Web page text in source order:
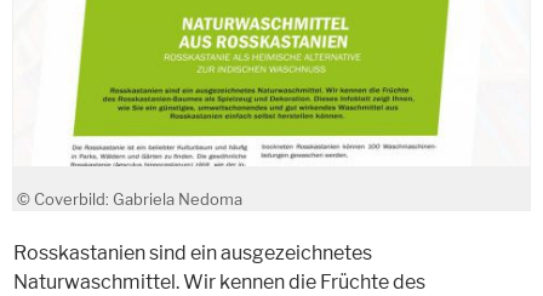
© Coverbild: Gabriela Nedoma
Rosskastanien sind ein ausgezeichnetes
Naturwaschmittel. Wir kennen die Früchte des